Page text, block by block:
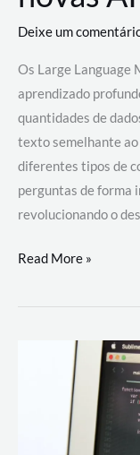
Deixe um
Os Large Language
aprendizado
quantidades de
texto semelhante
diferentes tipos de
perguntas de forma
revolucionando o
Large
Models
revolucionando
Read More »